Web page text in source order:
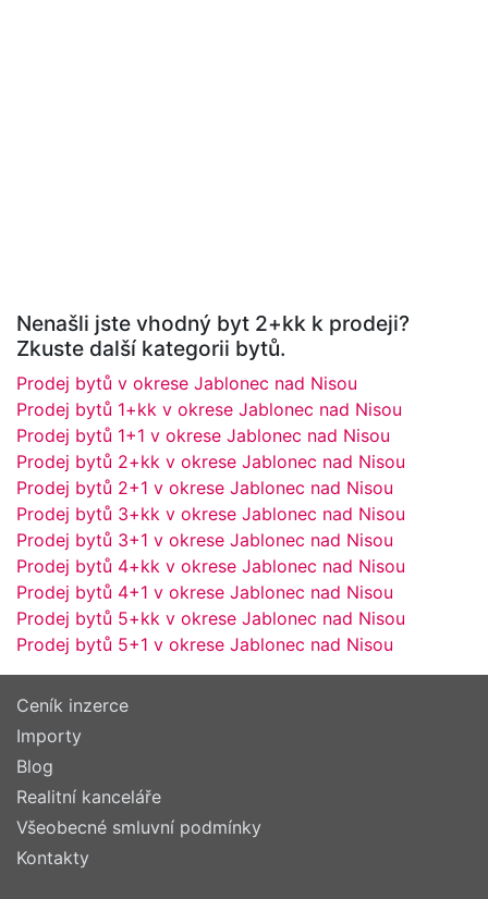
Nenašli jste vhodný byt 2+kk k prodeji?
Zkuste další kategorii bytů.
Prodej bytů v okrese Jablonec nad Nisou
Prodej bytů 1+kk v okrese Jablonec nad Nisou
Prodej bytů 1+1 v okrese Jablonec nad Nisou
Prodej bytů 2+kk v okrese Jablonec nad Nisou
Prodej bytů 2+1 v okrese Jablonec nad Nisou
Prodej bytů 3+kk v okrese Jablonec nad Nisou
Prodej bytů 3+1 v okrese Jablonec nad Nisou
Prodej bytů 4+kk v okrese Jablonec nad Nisou
Prodej bytů 4+1 v okrese Jablonec nad Nisou
Prodej bytů 5+kk v okrese Jablonec nad Nisou
Prodej bytů 5+1 v okrese Jablonec nad Nisou
Ceník inzerce
Importy
Blog
Realitní kanceláře
Všeobecné smluvní podmínky
Kontakty